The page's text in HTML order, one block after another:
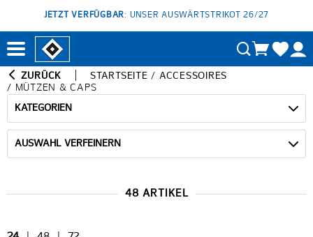
JETZT VERFÜGBAR: UNSER AUSWÄRTSTRIKOT 26/27
ZURÜCK STARTSEITE / ACCESSOIRES
/
MÜTZEN & CAPS
KATEGORIEN
AUSWAHL VERFEINERN
48 ARTIKEL